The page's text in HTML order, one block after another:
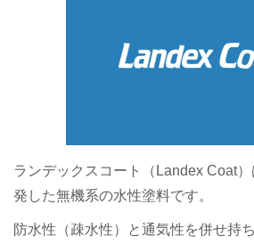
ランデックスコート（Landex Coat）
発した無機系の水性塗料です。
防水性（疎水性）と通気性を併せ持